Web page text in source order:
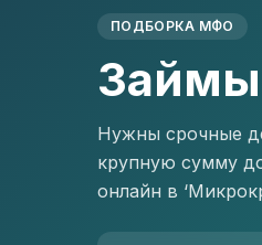
ПОДБОРКА МФО
Займы
Нужны срочные
крупную сумму
онлайн в